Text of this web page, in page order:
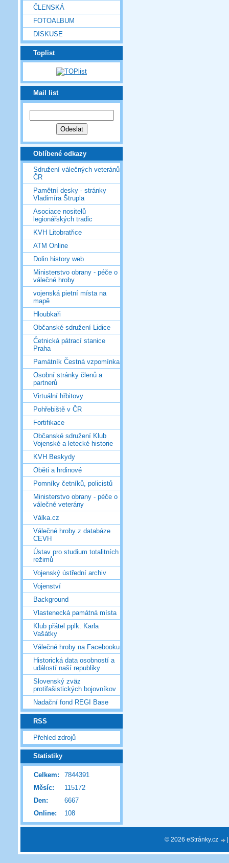
ČLENSKÁ
FOTOALBUM
DISKUSE
Toplist
Mail list
Oblíbené odkazy
Sdružení válečných veteránů
ČR
Pamětní desky - stránky
Vladimíra Štrupla
Asociace nositelů
legionářských tradic
KVH Litobratřice
ATM Online
Dolin history web
Ministerstvo obrany - péče o
válečné hroby
vojenská pietní místa na
mapě
Hloubkaři
Občanské sdružení Lidice
Četnická pátrací stanice
Praha
Památník Čestná vzpomínka
Osobní stránky členů a
partnerů
Virtuální hřbitovy
Pohřebiště v ČR
Fortifikace
Občanské sdružení Klub
Vojenské a letecké historie
KVH Beskydy
Oběti a hrdinové
Pomníky četníků, policistů
Ministerstvo obrany - péče o
válečné veterány
Válka.cz
Válečné hroby z databáze
CEVH
Ústav pro studium totalitních
režimů
Vojenský ústřední archiv
Vojenství
Background
Vlastenecká památná místa
Klub přátel pplk. Karla
Vašátky
Válečné hroby na Facebooku
Historická data osobností a
událostí naší republiky
Slovenský zväz
protifašistických bojovníkov
Nadační fond REGI Base
RSS
Přehled zdrojů
Statistiky
Online: 108
Celkem:
7844391
Měsíc:
115172
Den:
6667
© 2026 eStránky.cz